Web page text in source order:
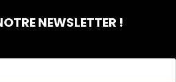
NEWSLETTER !